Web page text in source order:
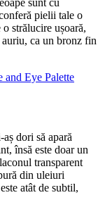
pielii tale o
strălucire ușoară,
ca un bronz fin
dori să apară
însă este doar un
transparent
din uleiuri
atât de subtil,